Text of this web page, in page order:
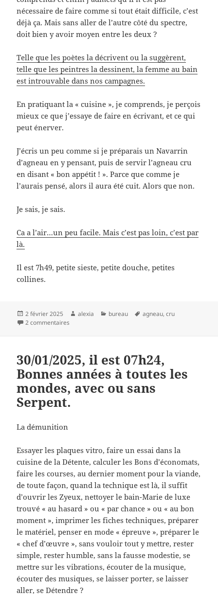
nécessaire de faire comme si tout était difficile, c’est
déjà ça. Mais sans aller de l’autre côté du spectre,
doit bien y avoir moyen entre les deux ?
Telle que les poètes la décrivent ou la suggèrent,
telle que les peintres la dessinent, la femme au bain
est introuvable dans nos campagnes.
En pratiquant la « cuisine », je comprends, je perçois
mieux ce que j’essaye de faire en écrivant, et ce qui
peut énerver.
J’écris un peu comme si je préparais un Navarrin
d’agneau en y pensant, puis de servir l’agneau cru
en disant « bon appétit ! ». Parce que comme je
l’aurais pensé, alors il aura été cuit. Alors que non.
Je sais, je sais.
Ca a l’air…un peu facile. Mais c’est pas loin, c’est par
là.
Il est 7h49, petite sieste, petite douche, petites
collines.
Publié
le
2 février 2025 Auteur
alexia Catégories
bureau
Mots-
agneau,cru
2 commentaires
30/01/2025, il est 07h24,
Bonnes années à toutes les
mondes, avec ou sans
Serpent.
La démunition
Essayer les plaques vitro, faire un essai dans la
cuisine de la Détente, calculer les Bons d’économats,
faire les courses, au dernier moment pour la viande,
de toute façon, quand la technique est là, il suffit
d’ouvrir les Zyeux, nettoyer le bain-Marie de luxe
trouvé « au hasard » ou « par chance » ou « au bon
moment », imprimer les fiches techniques, préparer
le matériel, penser en mode « épreuve », préparer le
« chef d’œuvre », sans vouloir tout y mettre, rester
simple, rester humble, sans la fausse modestie, se
mettre sur les vibrations, écouter de la musique,
écouter des musiques, se laisser porter, se laisser
aller, se Détendre ?